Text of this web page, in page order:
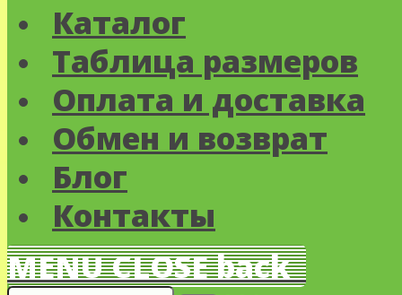
Каталог
Таблица размеров
Оплата и доставка
Обмен и возврат
Блог
Контакты
MENUCLOSEback